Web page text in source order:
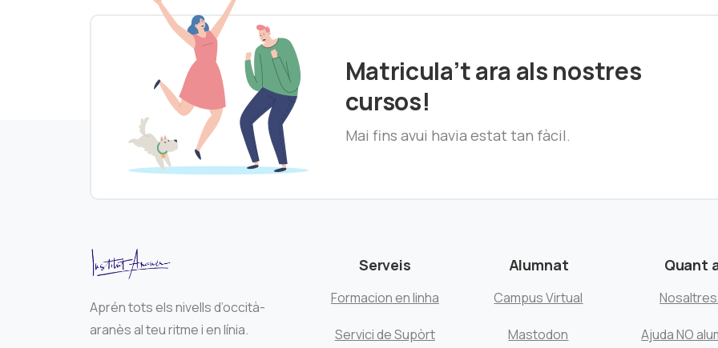
Matricula’t ara als nostres
cursos!
Mai fins avui havia estat tan fàcil.
Aprén tots els nivells d’occità-
aranès al teu ritme i en línia.
Serveis
Formacion en linha
Servici de Supòrt
Alumnat
Campus Virtual
Mastodon
Quant
Ajuda NO